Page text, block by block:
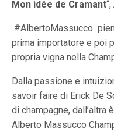
Mon idée de Cramant“,
#AlbertoMassucco
prima importatore e poi
propria vigna nella
Dalla passione e
savoir faire di Erick De
di champagne, dall’altra
Alberto Massucco